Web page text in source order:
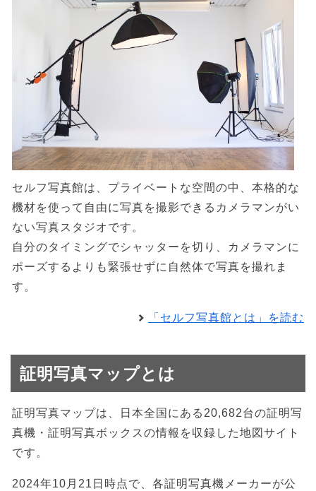
セルフ写真館は、プライベートな空間の中、本格的な
機材を使って自由に写真を撮影できるカメラマンがい
ない写真スタジオです。
自分のタイミングでシャッターを切り、カメラマンに
ポーズするよりも緊張せずに自然体で写真を撮れま
す。
「セルフ写真館とは」を読む
証明写真マップとは
証明写真マップは、日本全国にある20,682台の証明写
真機・証明写真ボックスの情報を収録した地図サイト
です。
2024年10月21日時点で、各証明写真機メーカーが公